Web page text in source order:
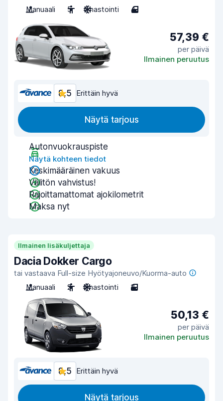
Manuaali
5 Ilmastointi 4
57,39 €
per päivä
Ilmainen peruutus
8,5 Erittäin hyvä
Näytä tarjous
Autonvuokrauspiste
Näytä kohteen tiedot
Keskimääräinen vakuus
Välitön vahvistus!
Rajoittamattomat ajokilometrit
Maksa nyt
Ilmainen lisäkuljettaja
Dacia Dokker Cargo
tai vastaava Full-size Hyötyajoneuvo/Kuorma-auto
Manuaali
2 Ilmastointi 3
50,13 €
per päivä
Ilmainen peruutus
8,5 Erittäin hyvä
Näytä tarjous